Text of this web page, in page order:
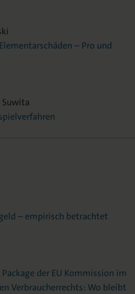
– Pro und
Suwita
– empirisch betrachtet
der EU Kommission im
Verbraucherrechts: Wo bleibt